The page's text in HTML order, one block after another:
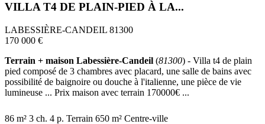
VILLA T4 DE PLAIN-PIED À LA...
LABESSIÈRE-CANDEIL 81300
170 000 €
Terrain + maison Labessière-Candeil (81300) - Villa t4 de plain
pied composé de 3 chambres avec placard, une salle de bains avec
possibilité de baignoire ou douche à l'italienne, une pièce de vie
lumineuse ... Prix maison avec terrain 170000€ ...
86 m² 3 ch. 4 p. Terrain 650 m² Centre-ville